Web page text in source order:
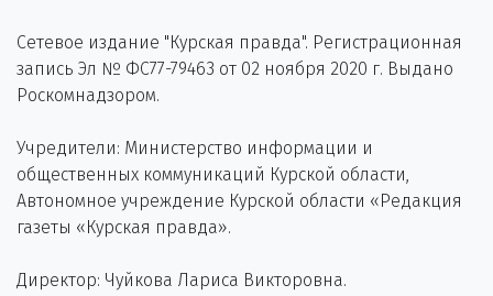
Сетевое издание "Курская правда". Регистрационная
запись Эл № ФС77-79463 от 02 ноября 2020 г. Выдано
Роскомнадзором.
Учредители: Министерство информации и
общественных коммуникаций Курской области,
Автономное учреждение Курской области «Редакция
газеты «Курская правда».
Директор: Чуйкова Лариса Викторовна.